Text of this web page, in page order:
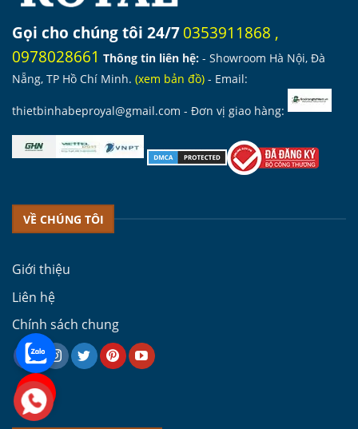
Gọi cho chúng tôi 24/70353911868 ,
0978028661 Thông tin liên hệ: - Showroom Hà Nội, Đà
Nẵng, TP Hồ Chí Minh. (xem bản đồ) - Email:
thietbinhabeproyal@gmail.com - Đơn vị giao hàng:
VỀ CHÚNG TÔI
Giới thiệu
Liên hệ
Chính sách chung